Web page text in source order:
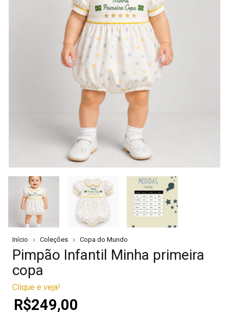
Início Coleções Copa do Mundo
Pimpão Infantil Minha primeira
copa
Clique e veja!
R$249,00